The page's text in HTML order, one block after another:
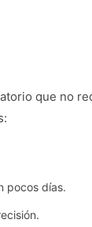
que no
pocos días.